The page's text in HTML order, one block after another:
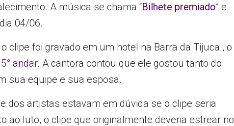
A música se chama “Bilhete premiado” e
04/06.
clipe foi gravado em um hotel na Barra da Tijuca , o
andar. A cantora contou que ele gostou tanto do
sua equipe e sua esposa.
dos artistas estavam em dúvida se o clipe seria
ao luto, o clipe que originalmente deveria estrear no